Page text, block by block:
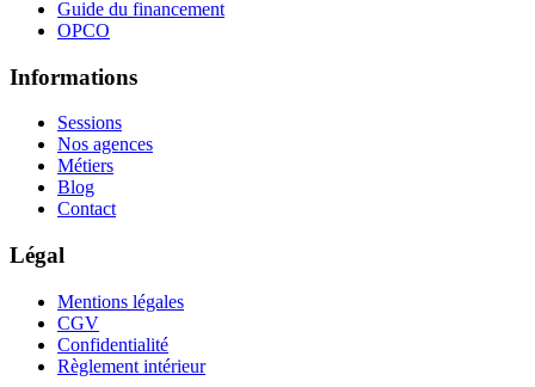
Guide du financement
OPCO
Informations
Sessions
Nos agences
Métiers
Blog
Contact
Légal
Mentions légales
CGV
Confidentialité
Règlement intérieur